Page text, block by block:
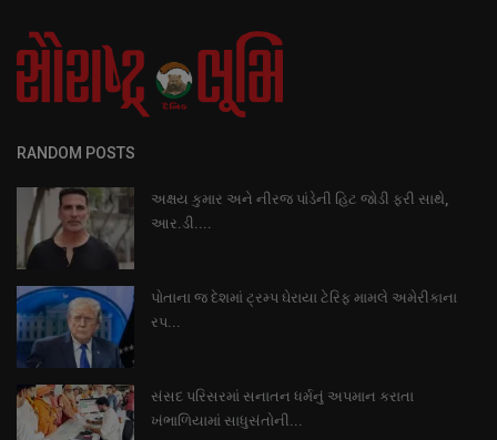
RANDOM POSTS
અક્ષય કુમાર અને નીરજ પાંડેની હિટ જોડી ફરી સાથે,
આર.ડી....
પોતાના જ દેશમાં ટ્રમ્પ ઘેરાયા ટેરિફ મામલે અમેરીકાના
રપ...
સંસદ પરિસરમાં સનાતન ધર્મનું અપમાન કરાતા
ખંભાળિયામાં સાધુસંતોની...